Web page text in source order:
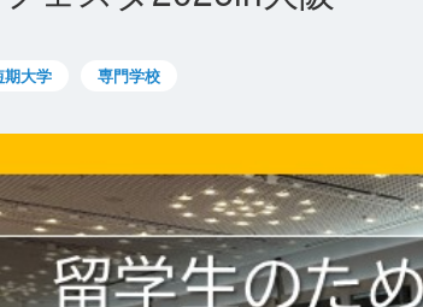
期大学 専門学校